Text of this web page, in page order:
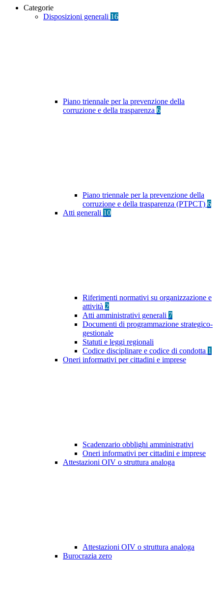
Categorie
Disposizioni generali 16
Piano triennale per la prevenzione della
corruzione e della trasparenza 6
Piano triennale per la prevenzione della
corruzione e della trasparenza (PTPCT) 6
Atti generali 10
Riferimenti normativi su organizzazione e
attività 2
Atti amministrativi generali 7
Documenti di programmazione strategico-
gestionale
Statuti e leggi regionali
Codice disciplinare e codice di condotta 1
Oneri informativi per cittadini e imprese
Scadenzario obblighi amministrativi
Oneri informativi per cittadini e imprese
Attestazioni OIV o struttura analoga
Attestazioni OIV o struttura analoga
Burocrazia zero